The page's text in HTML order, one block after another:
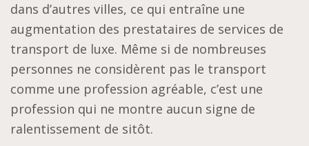
dans d’autres villes, ce qui entraîne une
augmentation des prestataires de services de
transport de luxe. Même si de nombreuses
personnes ne considèrent pas le transport
comme une profession agréable, c’est une
profession qui ne montre aucun signe de
ralentissement de sitôt.